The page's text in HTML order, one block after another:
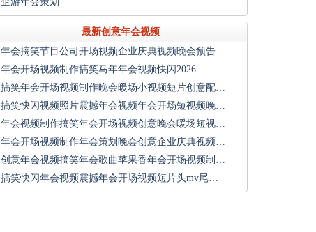
最新创意年会视频
年会搞笑节目公司开场视频企业庆典视频晚会预告…
年会开场视频制作搞笑马年年会视频快闪2026…
搞笑年会开场视频制作晚会暖场小视频短片创意配…
搞笑快闪视频照片震撼年会视频年会开场短视频晚…
年会视频制作搞笑年会开场视频创意晚会暖场短视…
年会开场视频制作年会策划晚会创意企业庆典视频…
创意年会视频搞笑年会歌曲苹果香年会开场视频制…
搞笑快闪年会视频震撼年会开场视频短片头mv尾…